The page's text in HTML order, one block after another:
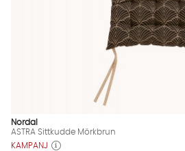
Nordal
ASTRA Sittkudde Mörkbrun
KAMPANJ